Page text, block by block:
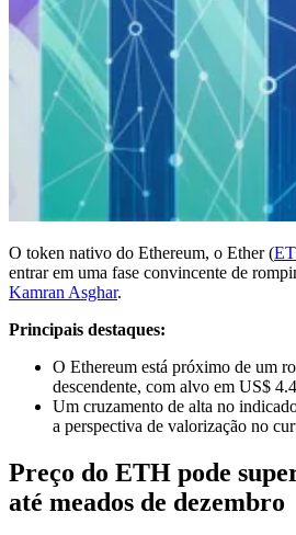
O token nativo do Ethereum, o Ether (
entrar em uma fase convincente de
Kamran Asghar.
Principais destaques:
O Ethereum está próximo de um
descendente, com alvo em US$
Um cruzamento de alta no
a perspectiva de valorização no
Preço do ETH pode
até meados de dezembro